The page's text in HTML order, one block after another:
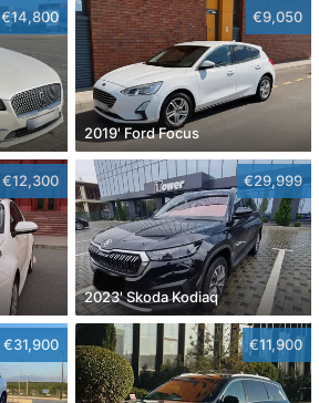
€14,800 €9,050
2019' Ford Focus
€12,300 €29,999
2023' Skoda Kodiaq
€31,900 €11,900